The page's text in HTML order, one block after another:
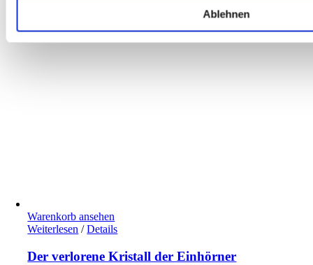
Ablehnen
Warenkorb ansehen
Weiterlesen / Details
Der verlorene Kristall der Einhörner